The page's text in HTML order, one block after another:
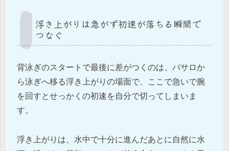
浮き上がりは急がず初速が落ちる瞬間で
つなぐ
背泳ぎのスタートで最後に差がつくのは、バサロか
ら泳ぎへ移る浮き上がりの場面で、ここで急いで腕
を回すとせっかくの初速を自分で切ってしまいま
す。
浮き上がりは、水中で十分に進んだあとに自然に水